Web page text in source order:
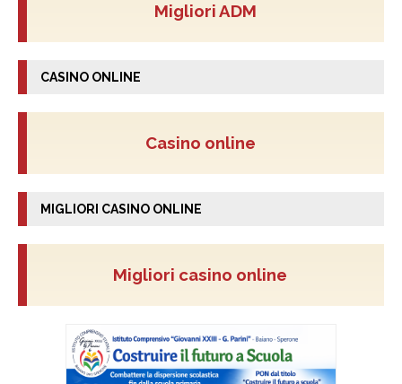
Migliori ADM
CASINO ONLINE
Casino online
MIGLIORI CASINO ONLINE
Migliori casino online